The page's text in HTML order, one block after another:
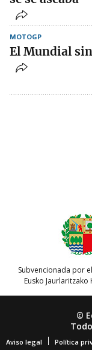
MOTOGP
El Mundial
Subvencionada por
Eusko
©
Aviso legal Política